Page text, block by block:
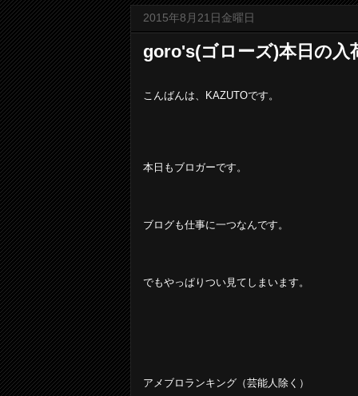
2015年8月21日金曜日
goro's(ゴローズ)本日の入
こんばんは、KAZUTOです。
本日もブロガーです。
ブログも仕事に一つなんです。
でもやっぱりつい見てしまいます。
アメブロランキング（芸能人除く）